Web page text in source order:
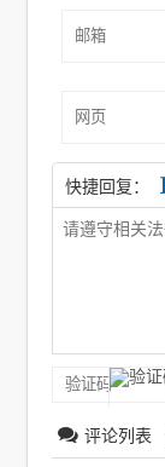
快捷回复：
评论列表